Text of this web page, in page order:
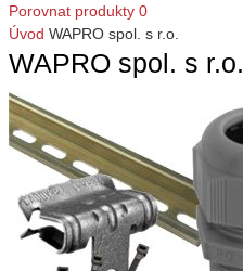
Porovnat produkty 0
Úvod WAPRO spol. s r.o.
WAPRO spol. s r.o.